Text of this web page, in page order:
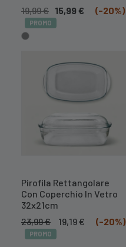
19,99€ 15,99 € (-20%)
PROMO
Pirofila Rettangolare
Con Coperchio In Vetro
32x21cm
23,99€
Il19,19€ (-20%)
PROMO